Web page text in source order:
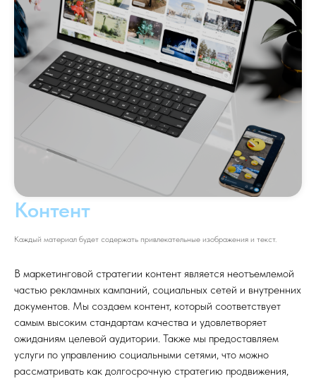
Контент
Каждый материал будет содержать привлекательные изображения и текст.
В маркетинговой стратегии контент является неотъемлемой
частью рекламных кампаний, социальных сетей и внутренних
документов. Мы создаем контент, который соответствует
самым высоким стандартам качества и удовлетворяет
ожиданиям целевой аудитории. Также мы предоставляем
услуги по управлению социальными сетями, что можно
рассматривать как долгосрочную стратегию продвижения,